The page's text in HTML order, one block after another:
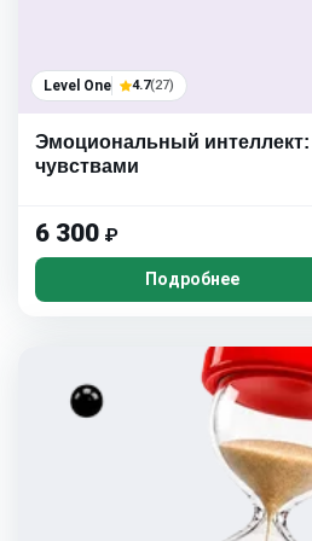
Level One 4.7(27)
Эмоциональный интеллект:
чувствами
6 300 ₽
Подробнее